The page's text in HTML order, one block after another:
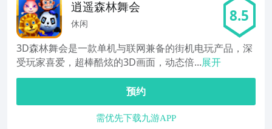
逍遥森林舞会
休闲 8.5
3D森林舞会是一款单机与联网兼备的街机电玩产品，深
受玩家喜爱，超棒酷炫的3D画面，动态倍...展开
预约
需优先下载九游APP